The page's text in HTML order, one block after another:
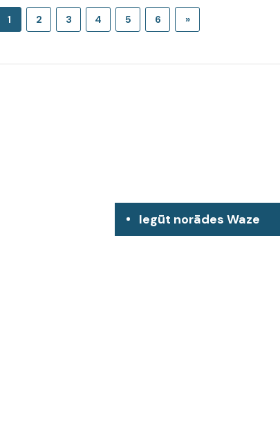
1 2 3 4 5 6 »
Iegūt norādes Waze